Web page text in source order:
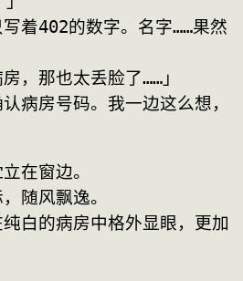
着402的数字。名字……果然
，那也太丢脸了……」
病房号码。我一边这么想，
在窗边。
随风飘逸。
白的病房中格外显眼，更加